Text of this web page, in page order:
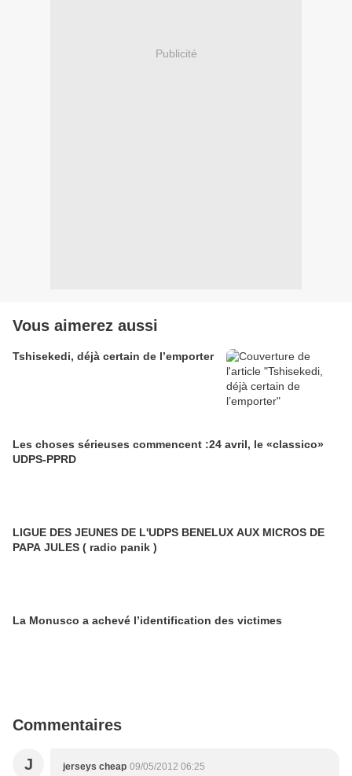
Publicité
Vous aimerez aussi
Tshisekedi, déjà certain de l’emporter
Les choses sérieuses commencent :24 avril, le «classico»
UDPS-PPRD
LIGUE DES JEUNES DE L'UDPS BENELUX AUX MICROS DE
PAPA JULES ( radio panik )
La Monusco a achevé l’identification des victimes
Commentaires
J jerseys cheap 09/05/2012 06:25